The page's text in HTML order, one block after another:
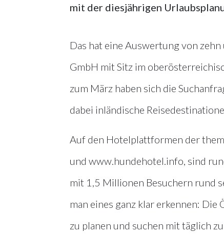
mit der diesjährigen
Das hat eine Auswertung von
GmbH mit Sitz im
zum März haben sich die
dabei inländische
Auf den Hotelplattformen der
und www.hundehotel.info, sind
mit 1,5 Millionen Besuchern rund
man eines ganz klar erkennen:
zu planen und suchen mit täglich